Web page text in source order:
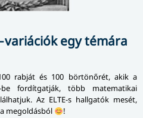
egy témára
rabját és 100 börtönőrét, akik a
fordítgatják, több matematikai
Az ELTE-s hallgatók mesét,
megoldásból
!